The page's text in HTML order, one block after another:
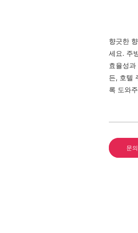
향긋한
세요. 주
효율성
든, 호텔
록 도와
문의